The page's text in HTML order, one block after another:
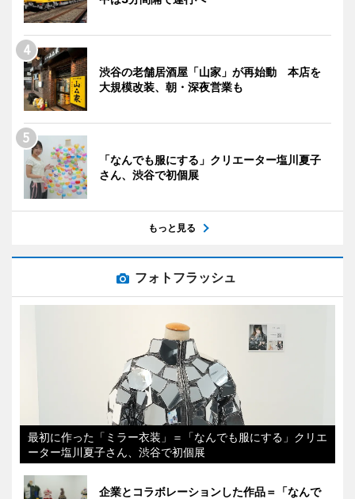
渋谷の老舗居酒屋「山家」が再始動 本店を
大規模改装、朝・深夜営業も
「なんでも服にする」クリエーター塩川夏子
さん、渋谷で初個展
もっと見る
フォトフラッシュ
最初に作った「ミラー衣装」＝「なんでも服にする」クリエ
ーター塩川夏子さん、渋谷で初個展
企業とコラボレーションした作品＝「なんで